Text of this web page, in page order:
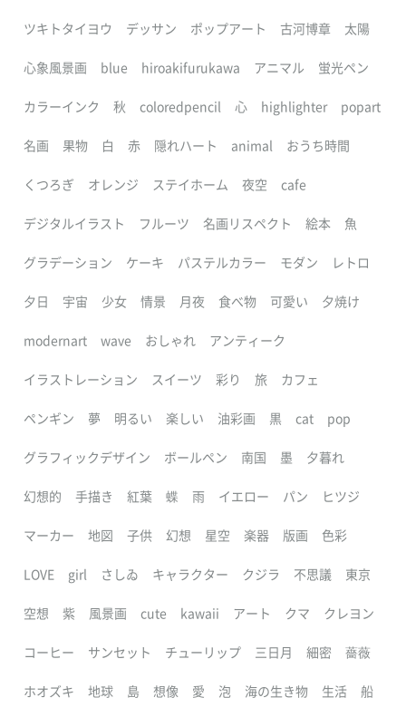
ツキトタイヨウ デッサン ポップアート 古河博章 太陽
心象風景画 blue hiroakifurukawa アニマル 蛍光ペン
カラーインク 秋 coloredpencil 心 highlighter popart
名画 果物 白 赤 隠れハート animal おうち時間
くつろぎ オレンジ ステイホーム 夜空 cafe
デジタルイラスト フルーツ 名画リスペクト 絵本 魚
グラデーション ケーキ パステルカラー モダン レトロ
夕日 宇宙 少女 情景 月夜 食べ物 可愛い 夕焼け
modernart wave おしゃれ アンティーク
イラストレーション スイーツ 彩り 旅 カフェ
ペンギン 夢 明るい 楽しい 油彩画 黒 cat pop
グラフィックデザイン ボールペン 南国 墨 夕暮れ
幻想的 手描き 紅葉 蝶 雨 イエロー パン ヒツジ
マーカー 地図 子供 幻想 星空 楽器 版画 色彩
LOVE girl さしゐ キャラクター クジラ 不思議 東京
空想 紫 風景画 cute kawaii アート クマ クレヨン
コーヒー サンセット チューリップ 三日月 細密 薔薇
ホオズキ 地球 島 想像 愛 泡 海の生き物 生活 船